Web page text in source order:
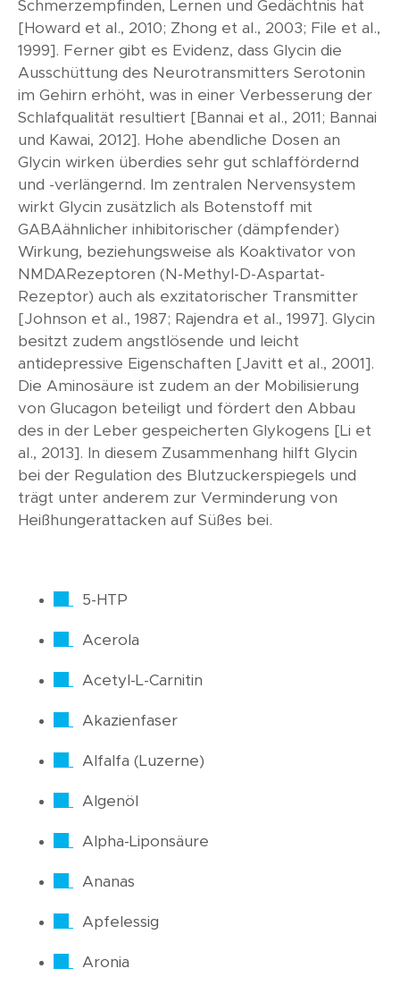
Schmerzempfinden, Lernen und Gedächtnis hat
[Howard et al., 2010; Zhong et al., 2003; File et al.,
1999]. Ferner gibt es Evidenz, dass Glycin die
Ausschüttung des Neurotransmitters Serotonin
im Gehirn erhöht, was in einer Verbesserung der
Schlafqualität resultiert [Bannai et al., 2011; Bannai
und Kawai, 2012]. Hohe abendliche Dosen an
Glycin wirken überdies sehr gut schlaffördernd
und -verlängernd. Im zentralen Nervensystem
wirkt Glycin zusätzlich als Botenstoff mit
GABAähnlicher inhibitorischer (dämpfender)
Wirkung, beziehungsweise als Koaktivator von
NMDARezeptoren (N-Methyl-D-Aspartat-
Rezeptor) auch als exzitatorischer Transmitter
[Johnson et al., 1987; Rajendra et al., 1997]. Glycin
besitzt zudem angstlösende und leicht
antidepressive Eigenschaften [Javitt et al., 2001].
Die Aminosäure ist zudem an der Mobilisierung
von Glucagon beteiligt und fördert den Abbau
des in der Leber gespeicherten Glykogens [Li et
al., 2013]. In diesem Zusammenhang hilft Glycin
bei der Regulation des Blutzuckerspiegels und
trägt unter anderem zur Verminderung von
Heißhungerattacken auf Süßes bei.
5-HTP
Acerola
Acetyl-L-Carnitin
Akazienfaser
Alfalfa (Luzerne)
Algenöl
Alpha-Liponsäure
Ananas
Apfelessig
Aronia